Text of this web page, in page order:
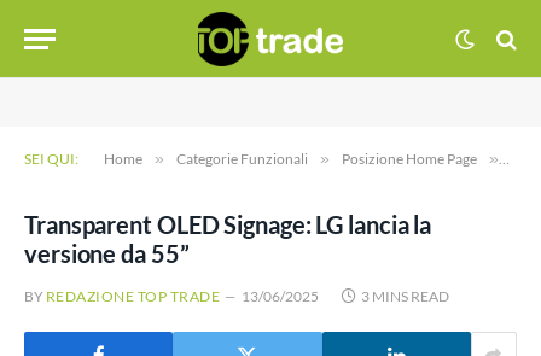
SEI QUI: Home » Categorie Funzionali » Posizione Home Page »
Transparent OLED Signage: LG lancia la
versione da 55”
BY REDAZIONE TOP TRADE 13/06/2025 3 MINS READ